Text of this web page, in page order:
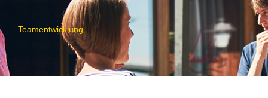
Teamentwicklung